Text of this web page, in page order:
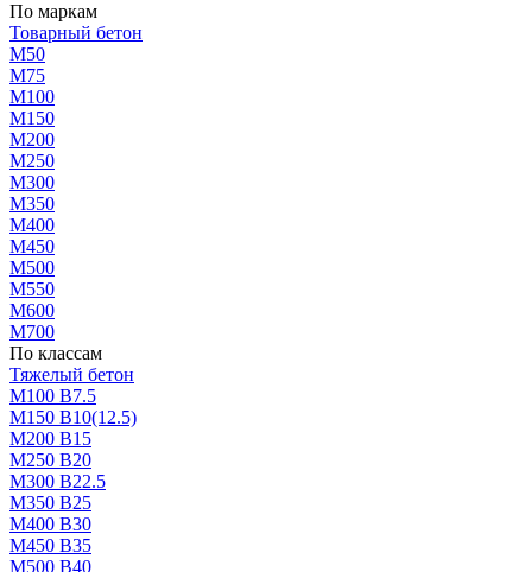
По маркам
Товарный бетон
М50
М75
М100
М150
М200
М250
М300
М350
М400
М450
М500
М550
М600
М700
По классам
Тяжелый бетон
М100 В7.5
М150 В10(12.5)
М200 В15
М250 В20
М300 В22.5
М350 В25
М400 В30
М450 В35
М500 В40